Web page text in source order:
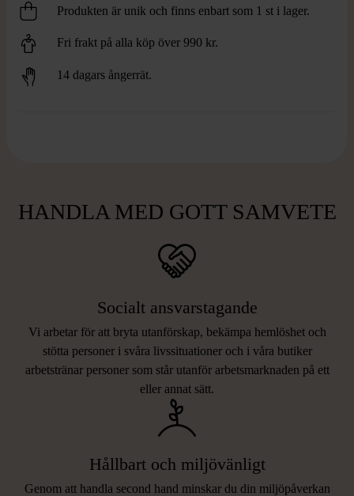
Produkten är unik och finns enbart som 1 st i lager.
Fri frakt på alla köp över 990 kr.
14 dagars ångerrät.
HANDLA MED GOTT SAMVETE
Socialt ansvarstagande
Vi arbetar för att bryta utanförskap, bekämpa hemlöshet och
stötta personer i svåra livssituationer och i våra butiker
arbetstränar personer som står utanför arbetsmarknaden på ett
eller annat sätt.
Hållbart och miljövänligt
Genom att handla second hand minskar du din miljöpåverkan